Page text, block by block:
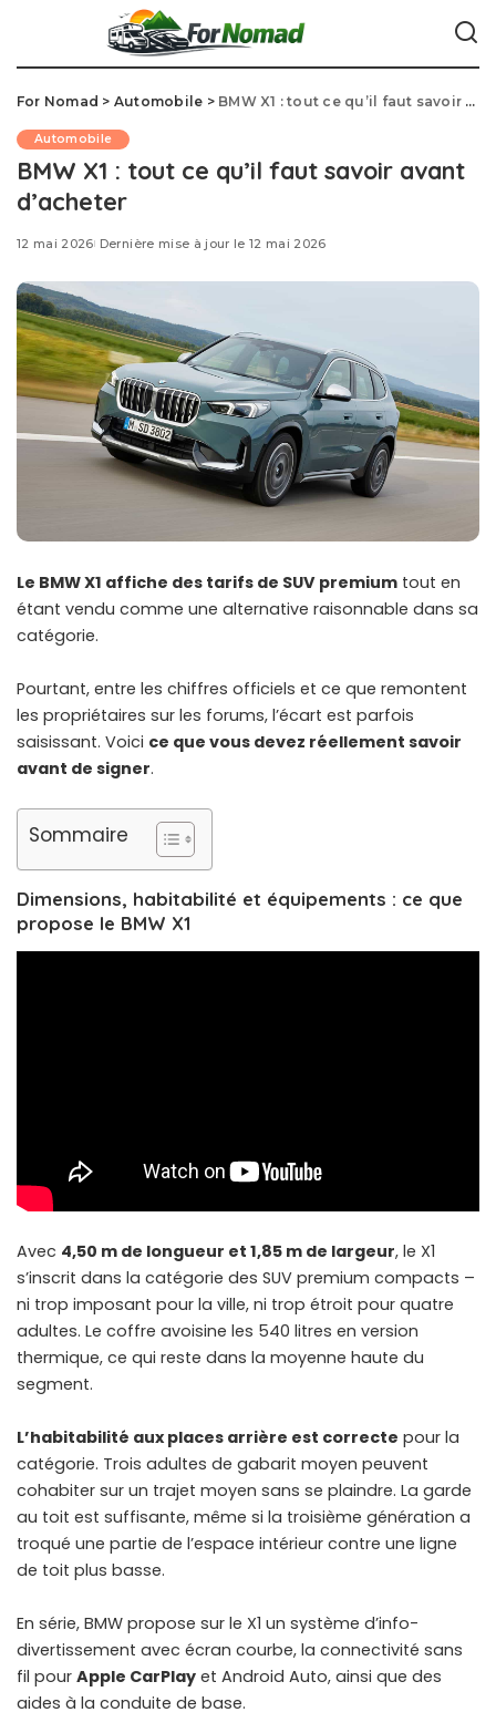
For Nomad > Automobile > BMW X1 : tout ce qu’il faut savoir avant d’acheter
Automobile
BMW X1 : tout ce qu’il faut savoir avant
d’acheter
12 mai 2026 Dernière mise à jour le 12 mai 2026
Le BMW X1 affiche des tarifs de SUV premium tout en
étant vendu comme une alternative raisonnable dans sa
catégorie.
Pourtant, entre les chiffres officiels et ce que remontent
les propriétaires sur les forums, l’écart est parfois
saisissant. Voici ce que vous devez réellement savoir
avant de signer.
Sommaire
Dimensions, habitabilité et équipements : ce que
propose le BMW X1
Avec 4,50 m de longueur et 1,85 m de largeur, le X1
s’inscrit dans la catégorie des SUV premium compacts –
ni trop imposant pour la ville, ni trop étroit pour quatre
adultes. Le coffre avoisine les 540 litres en version
thermique, ce qui reste dans la moyenne haute du
segment.
L’habitabilité aux places arrière est correcte pour la
catégorie. Trois adultes de gabarit moyen peuvent
cohabiter sur un trajet moyen sans se plaindre. La garde
au toit est suffisante, même si la troisième génération a
troqué une partie de l’espace intérieur contre une ligne
de toit plus basse.
En série, BMW propose sur le X1 un système d’info-
divertissement avec écran courbe, la connectivité sans
fil pour Apple CarPlay et Android Auto, ainsi que des
aides à la conduite de base.